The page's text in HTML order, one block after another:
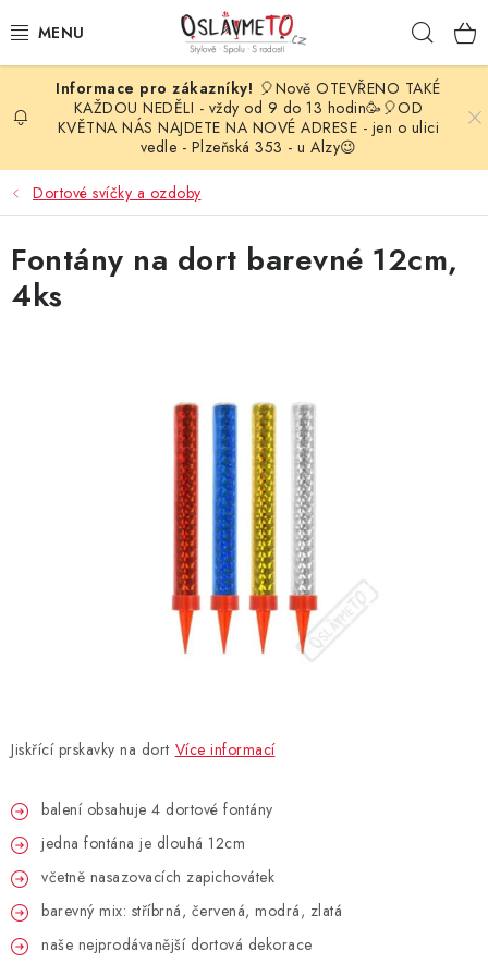
na
OSLAVA NAROZENIN
STYLOVÁ PARTY
DEKORACE A VÝZDOBA
BALÓNKY
SVATEBNÍ DOPLŇKY
BARVY NA OBLIČEJ A VLASY
DORTOVÉ SVÍČKY A OZDOBY
DÁRKY
HELIUM NA BALÓNKY
LAMPIONY
OSLAVA PODLE BAREV
🎈Nově OTEVŘENO TAKÉ
KAŽDOU NEDĚLI - vždy od 9 do 13 hodin🥳🎈OD
KVĚTNA NÁS NAJDETE NA NOVÉ ADRESE - jen o ulici
vedle - Plzeňská 353 - u Alzy😉
Dortové svíčky a ozdoby
Jiskřící prskavky na dort Více informací
balení obsahuje 4 dortové fontány
jedna fontána je dlouhá 12cm
včetně nasazovacích zapichovátek
barevný mix: stříbrná, červená, modrá, zlatá
naše nejprodávanější dortová dekorace
Fontány na dort barevné 12cm,
4ks